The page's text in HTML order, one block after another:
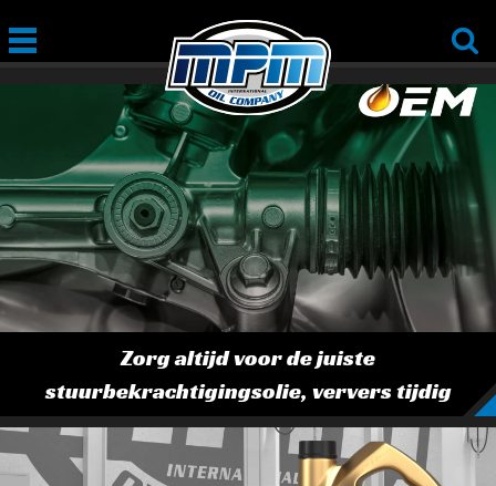
Zorg altijd voor de juiste
stuurbekrachtigingsolie, ververs tijdig